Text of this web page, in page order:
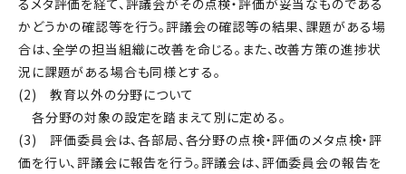
るメタ評価を経て、評議会がその点検・評価が妥当なものである
かどうかの確認等を行う。評議会の確認等の結果、課題がある場
合は、全学の担当組織に改善を命じる。また、改善方策の進捗状
況に課題がある場合も同様とする。
(2) 教育以外の分野について
各分野の対象の設定を踏まえて別に定める。
(3) 評価委員会は、各部局、各分野の点検・評価のメタ点検・評
価を行い、評議会に報告を行う。評議会は、評価委員会の報告を